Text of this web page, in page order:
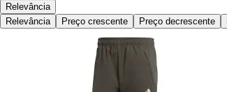
Relevância
Relevância
Preço crescente Preço decrescente